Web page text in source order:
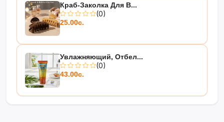
Краб-Заколка Для В...
(0)
25.00с.
Увлажняющий, Отбел...
(0)
43.00с.